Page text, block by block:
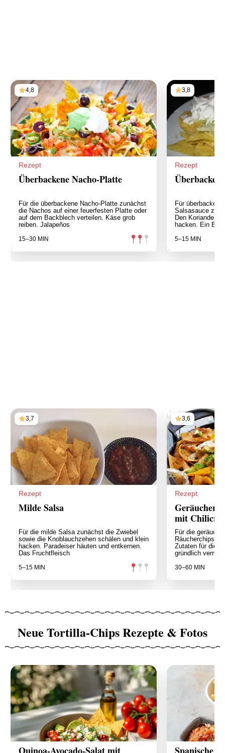
4,8
Rezept
Überbackene Nacho-Platte
Für die überbackene Nacho-Platte zunächst
die Nachos auf einer feuerfesten Platte oder
auf dem Backblech verteilen. Käse grob
reiben. Jalapeños
15–30 MIN
3,8
Rezept
Für
Salsasauce
Den Koriander
hacken. Ein
5–15 MIN
3,7
Rezept
Milde Salsa
Für die milde Salsa zunächst die Zwiebel
sowie die Knoblauchzehen schälen und klein
hacken. Paradeiser häuten und entkernen.
Das Fruchtfleisch
5–15 MIN
3,6
Rezept
mit
Für die
Räucherchips
Zutaten für die
gründlich
30–60 MIN
Neue Tortilla-Chips Rezepte & Fotos